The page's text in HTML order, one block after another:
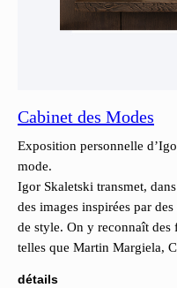
Cabinet des Modes
Exposition personnelle
mode.
Igor Skaletski transmet,
des images inspirées par
de style. On y reconnaît des
telles que Martin Margiela,
détails